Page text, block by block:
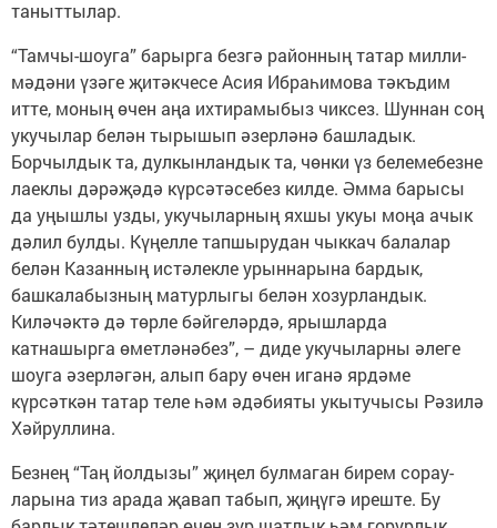
таныттылар.
“Тамчы-шоуга” барырга безгә районның татар милли-
мәдәни үзәге җитәкчесе Асия Ибраһимова тәкъдим
итте, моның өчен аңа ихтирамыбыз чиксез. Шуннан соң
укучылар белән тырышып әзерләнә башладык.
Борчылдык та, дулкынландык та, чөнки үз белемебезне
лаеклы дәрәҗәдә күрсәтәсебез килде. Әмма барысы
да уңышлы узды, укучыларның яхшы укуы моңа ачык
дәлил булды. Күңелле тапшырудан чыккач балалар
белән Казанның истәлекле урыннарына бардык,
башкалабызның матурлыгы белән хозурландык.
Киләчәктә дә төрле бәйгеләрдә, ярышларда
катнашырга өметләнәбез”, – диде укучыларны әлеге
шоуга әзерләгән, алып бару өчен иганә ярдәме
күрсәткән татар теле һәм әдәбияты укытучысы Рәзилә
Хәйруллина.
Безнең “Таң йолдызы” җиңел булмаган бирем сорау­
ларына тиз арада җавап табып, җиңүгә иреште. Бу